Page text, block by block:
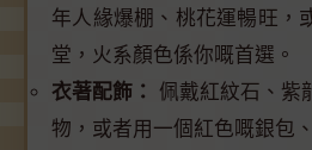
年人緣爆棚、桃花運暢旺，
堂，火系顏色係你嘅首選。
衣著配飾：
佩戴紅紋石、紫
物，或者用一個紅色嘅銀包